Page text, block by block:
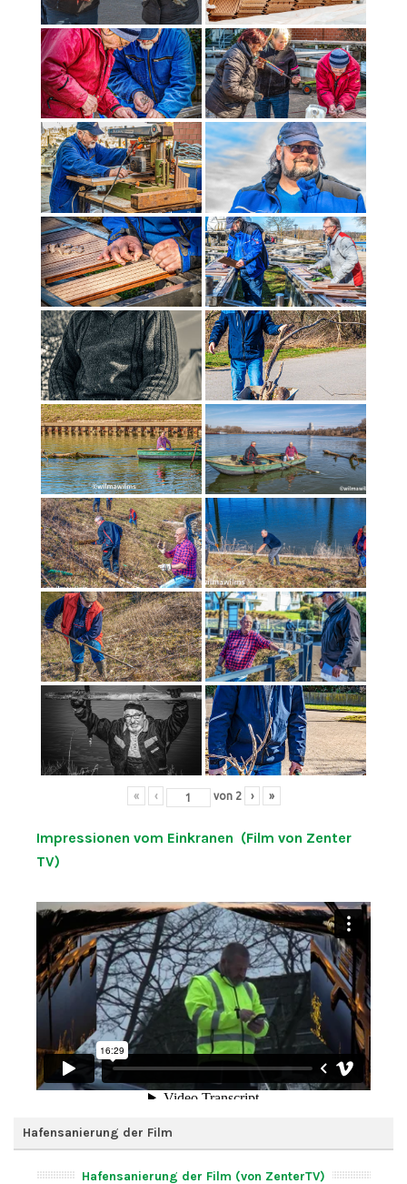
« ‹ von 2 › »
Impressionen vom Einkranen (Film von Zenter
TV)
Hafensanierung der Film
Hafensanierung der Film (von ZenterTV)